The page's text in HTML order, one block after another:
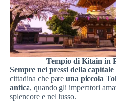
Tempio di Kitain in
Sempre nei pressi della
cittadina che pare una piccola
antica, quando gli imperatori
splendore e nel lusso.